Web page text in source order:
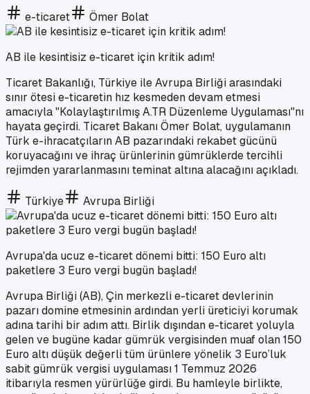
e-ticaret Ömer Bolat
AB ile kesintisiz e-ticaret için kritik adım!
Ticaret Bakanlığı, Türkiye ile Avrupa Birliği arasındaki
sınır ötesi e-ticaretin hız kesmeden devam etmesi
amacıyla "Kolaylaştırılmış A.TR Düzenleme Uygulaması"nı
hayata geçirdi. Ticaret Bakanı Ömer Bolat, uygulamanın
Türk e-ihracatçıların AB pazarındaki rekabet gücünü
koruyacağını ve ihraç ürünlerinin gümrüklerde tercihli
rejimden yararlanmasını teminat altına alacağını açıkladı.
Türkiye Avrupa Birliği
Avrupa'da ucuz e-ticaret dönemi bitti: 150 Euro altı
paketlere 3 Euro vergi bugün başladı!
Avrupa Birliği (AB), Çin merkezli e-ticaret devlerinin
pazarı domine etmesinin ardından yerli üreticiyi korumak
adına tarihi bir adım attı. Birlik dışından e-ticaret yoluyla
gelen ve bugüne kadar gümrük vergisinden muaf olan 150
Euro altı düşük değerli tüm ürünlere yönelik 3 Euro’luk
sabit gümrük vergisi uygulaması 1 Temmuz 2026
itibarıyla resmen yürürlüğe girdi. Bu hamleyle birlikte,